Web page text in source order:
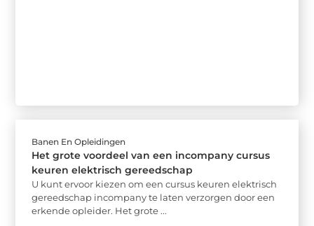
Banen En Opleidingen
Het grote voordeel van een incompany cursus
keuren elektrisch gereedschap
U kunt ervoor kiezen om een cursus keuren elektrisch
gereedschap incompany te laten verzorgen door een
erkende opleider. Het grote ...